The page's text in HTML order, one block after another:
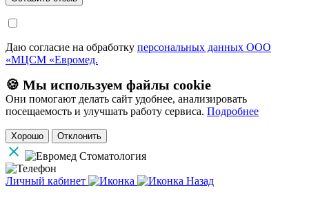
Даю согласие на обработку персональных данных ООО
«МЦСМ «Евромед.
🍪 Мы используем файлы cookie
Они помогают делать сайт удобнее, анализировать
посещаемость и улучшать работу сервиса. Подробнее
Хорошо Отклонить
Личный кабинет
Назад